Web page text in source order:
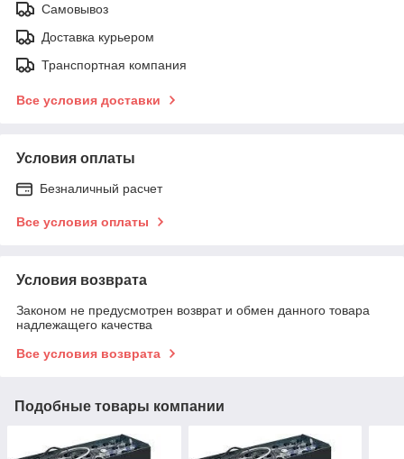
Самовывоз
Доставка курьером
Транспортная компания
Все условия доставки
Условия оплаты
Безналичный расчет
Все условия оплаты
Условия возврата
Законом не предусмотрен возврат и обмен данного товара
надлежащего качества
Все условия возврата
Подобные товары компании